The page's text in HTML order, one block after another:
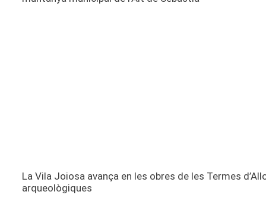
La Vila Joiosa avança en les obres de les Termes
arqueològiques